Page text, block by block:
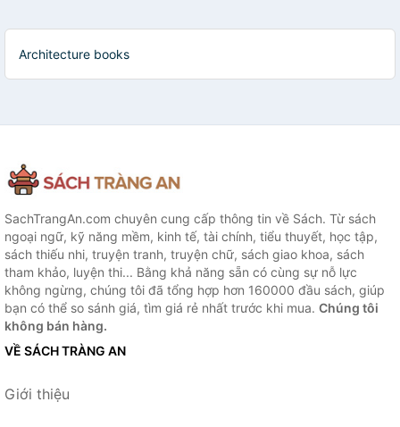
Architecture books
SachTrangAn.com chuyên cung cấp thông tin về Sách. Từ sách
ngoại ngữ, kỹ năng mềm, kinh tế, tài chính, tiểu thuyết, học tập,
sách thiếu nhi, truyện tranh, truyện chữ, sách giao khoa, sách
tham khảo, luyện thi... Bằng khả năng sẵn có cùng sự nỗ lực
không ngừng, chúng tôi đã tổng hợp hơn 160000 đầu sách, giúp
bạn có thể so sánh giá, tìm giá rẻ nhất trước khi mua. Chúng tôi
không bán hàng.
VỀ SÁCH TRÀNG AN
Giới thiệu